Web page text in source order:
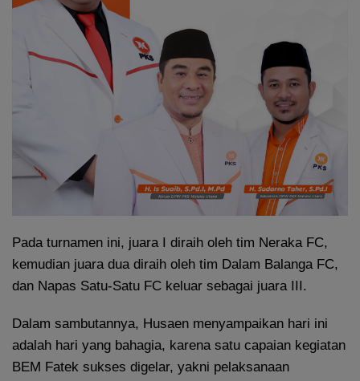
Pada turnamen ini, juara I diraih oleh tim Neraka FC,
kemudian juara dua diraih oleh tim Dalam Balanga FC,
dan Napas Satu-Satu FC keluar sebagai juara III.
Dalam sambutannya, Husaen menyampaikan hari ini
adalah hari yang bahagia, karena satu capaian kegiatan
BEM Fatek sukses digelar, yakni pelaksanaan